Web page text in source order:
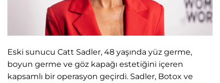
Eski sunucu Catt Sadler, 48 yaşında yüz germe,
boyun germe ve göz kapağı estetiğini içeren
kapsamlı bir operasyon geçirdi. Sadler, Botox ve